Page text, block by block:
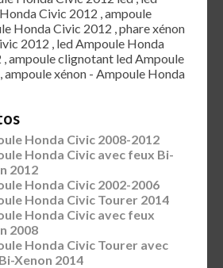
Civic 2012 , ampoule
Honda Civic 2012 , phare xénon
2012 , led Ampoule Honda
, ampoule clignotant led Ampoule
ampoule xénon - Ampoule Honda
Honda Civic 2008-2012
Honda Civic avec feux Bi-
2012
Honda Civic 2002-2006
Honda Civic Tourer 2014
Honda Civic avec feux
2008
Honda Civic Tourer avec
Xenon 2014